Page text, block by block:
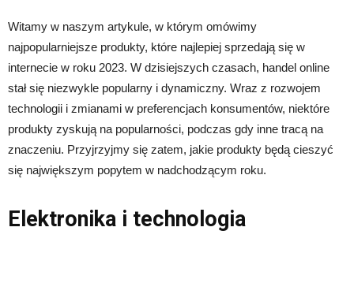
Witamy w naszym artykule, w którym omówimy
najpopularniejsze produkty, które najlepiej sprzedają się w
internecie w roku 2023. W dzisiejszych czasach, handel online
stał się niezwykle popularny i dynamiczny. Wraz z rozwojem
technologii i zmianami w preferencjach konsumentów, niektóre
produkty zyskują na popularności, podczas gdy inne tracą na
znaczeniu. Przyjrzyjmy się zatem, jakie produkty będą cieszyć
się największym popytem w nadchodzącym roku.
Elektronika i technologia